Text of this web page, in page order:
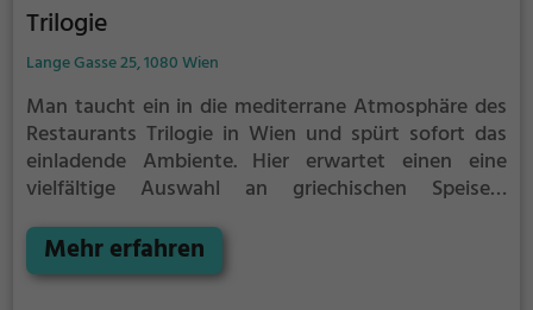
Trilogie
Lange Gasse 25, 1080 Wien
Man taucht ein in die mediterrane Atmosphäre des
Restaurants Trilogie in Wien und spürt sofort das
einladende Ambiente. Hier erwartet einen eine
vielfältige Auswahl an griechischen Speisen,
Frühstücks- und Brunchoptionen. Die
geschmackvollen Gerichte und die gemütliche
Mehr erfahren